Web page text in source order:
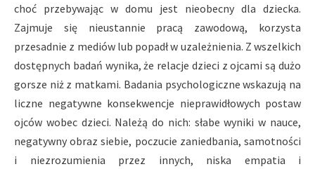
choć przebywając w domu jest nieobecny dla dziecka.
Zajmuje się nieustannie pracą zawodową, korzysta
przesadnie z mediów lub popadł w uzależnienia. Z wszelkich
dostępnych badań wynika, że relacje dzieci z ojcami są dużo
gorsze niż z matkami. Badania psychologiczne wskazują na
liczne negatywne konsekwencje nieprawidłowych postaw
ojców wobec dzieci. Należą do nich: słabe wyniki w nauce,
negatywny obraz siebie, poczucie zaniedbania, samotności
i niezrozumienia przez innych, niska empatia i